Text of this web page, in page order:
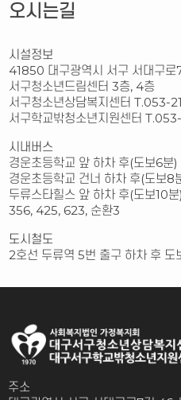
오시는길
시설정보
41850 대구광역시 서구 서대구
서구청소년드림센터 3층, 4층
서구청소년상담복지센터 T.053-
서구학교밖청소년지원센터
시내버스
경운초등학교 앞 하차 후(도보6분
경운초등학교 건너 하차 후(도보8
두류스타힐스 앞 하차 후(도보10분)
356, 425, 623, 순환3
도시철도
2호선 두류역 5번 출구 하차 후 도
주소